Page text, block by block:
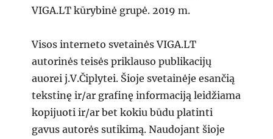
VIGA.LT kūrybinė grupė. 2019 m.
Visos interneto svetainės VIGA.LT
autorinės teisės priklauso publikacijų
auorei j.V.Čiplytei. Šioje svetainėje esančią
tekstinę ir/ar grafinę informaciją leidžiama
kopijuoti ir/ar bet kokiu būdu platinti
gavus autorės sutikimą. Naudojant šioje